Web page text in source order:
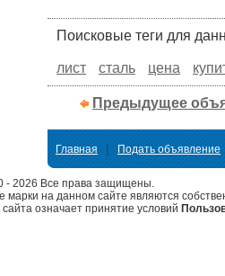
Поисковые теги для
лист сталь цена
Предыдущее
Главная | Подать объявление
- 2026 Все права защищены.
марки на данном сайте являются
означает принятие условий